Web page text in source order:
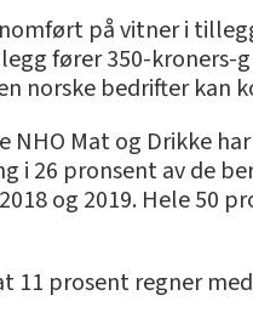
på vitner i
fører 350-kroners-
norske bedrifter kan
NHO Mat og Drikke
i 26 pronsent av de
og 2019. Hele 50
11 prosent regner